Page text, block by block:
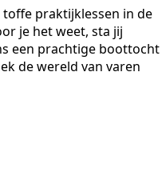
toffe praktijklessen in de
je het weet, sta jij
een prachtige boottocht
de wereld van varen